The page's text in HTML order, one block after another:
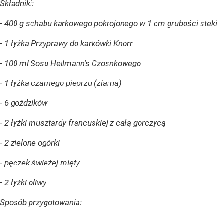
Składniki:
- 400 g schabu karkowego pokrojonego w 1 cm grubości steki
- 1 łyżka Przyprawy do karkówki Knorr
- 100 ml Sosu Hellmann's Czosnkowego
- 1 łyżka czarnego pieprzu (ziarna)
- 6 goździków
- 2 łyżki musztardy francuskiej z całą gorczycą
- 2 zielone ogórki
- pęczek świeżej mięty
- 2 łyżki oliwy
Sposób przygotowania: